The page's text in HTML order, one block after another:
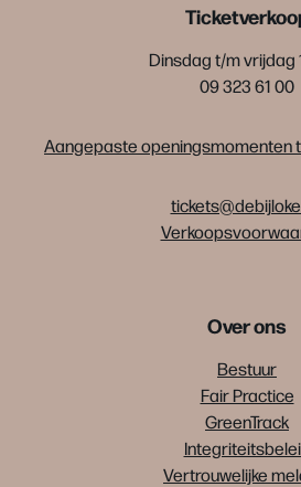
Dinsdag t/m vrijdag
09 323 61 00
Aangepaste openingsmomenten
Over ons
Bestuur
Fair Practice
GreenTrack
Vertrouwelijke